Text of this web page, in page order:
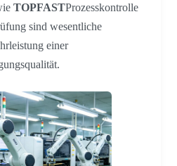
TOPFASTProzesskontrolle
sind wesentliche
einer